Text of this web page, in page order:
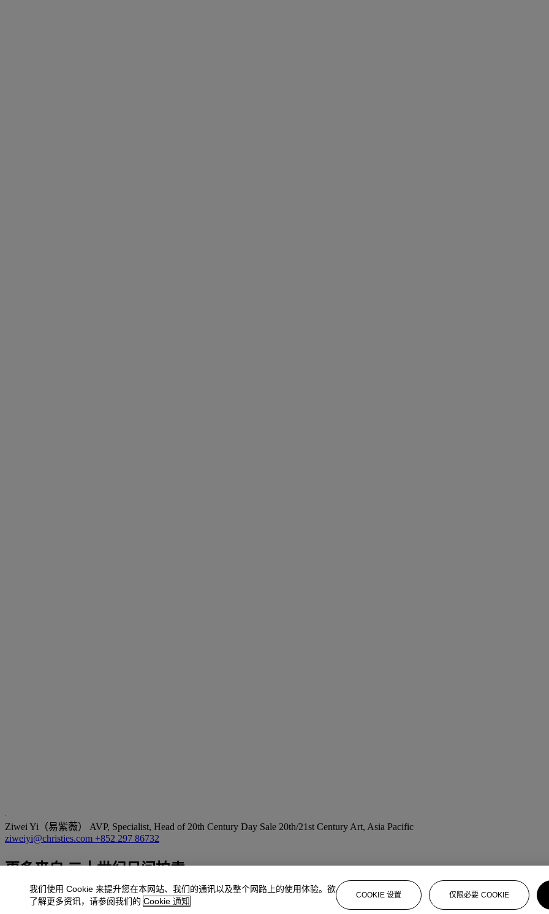
Ziwei Yi（易紫薇） AVP, Specialist, Head of 20th Century Day Sale 20th/21st Century Art, Asia Pacific
ziweiyi@christies.com +852 297 86732
更多来自二十世纪日间拍卖
查看全部
我们使用 Cookie 来提升您在本网站、我们的通讯以及整个网路上的使用体验。欲
了解更多资讯，请参阅我们的 Cookie 通知
COOKIE 设置 仅限必要 COOKIE